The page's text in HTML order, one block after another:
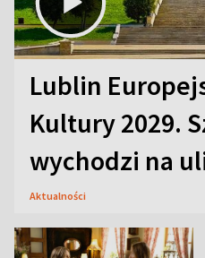
Lublin
Kultury 2029.
wychodzi na
Aktualności